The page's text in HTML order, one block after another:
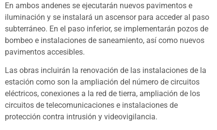
En ambos andenes se ejecutarán nuevos pavimentos e
iluminación y se instalará un ascensor para acceder al paso
subterráneo. En el paso inferior, se implementarán pozos de
bombeo e instalaciones de saneamiento, así como nuevos
pavimentos accesibles.
Las obras incluirán la renovación de las instalaciones de la
estación como son la ampliación del número de circuitos
eléctricos, conexiones a la red de tierra, ampliación de los
circuitos de telecomunicaciones e instalaciones de
protección contra intrusión y videovigilancia.